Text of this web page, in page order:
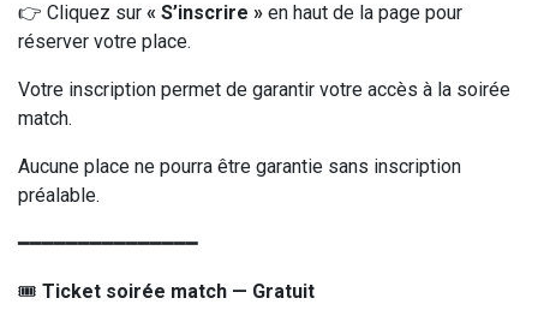
👉 Cliquez sur « S’inscrire » en haut de la page pour
réserver votre place.
Votre inscription permet de garantir votre accès à la soirée
match.
Aucune place ne pourra être garantie sans inscription
préalable.
━━━━━━━━━━━━━━━
🎟️ Ticket soirée match — Gratuit